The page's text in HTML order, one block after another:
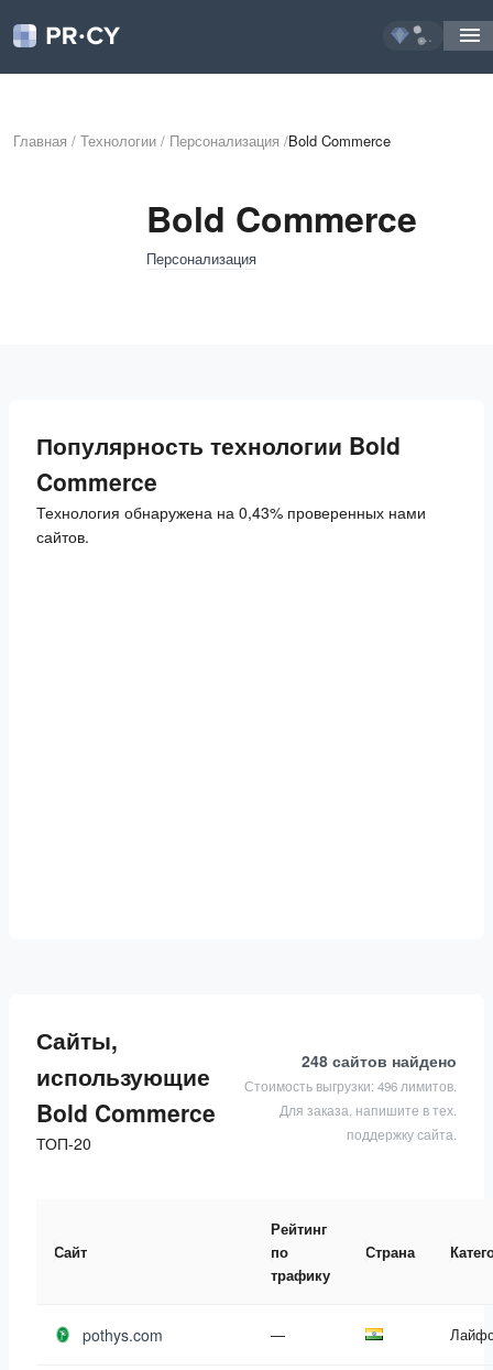
...
Главная / Технологии / Персонализация /Bold Commerce
Bold Commerce
Персонализация
Популярность технологии Bold
Commerce
Технология обнаружена на 0,43% проверенных нами
сайтов.
Сайты,
использующие
Bold Commerce
ТОП-20
248 сайтов найдено
Стоимость выгрузки: 496 лимитов.
Для заказа, напишите в тех.
поддержку сайта.
Сайт
Рейтинг
по
трафику
Страна
pothys.com —